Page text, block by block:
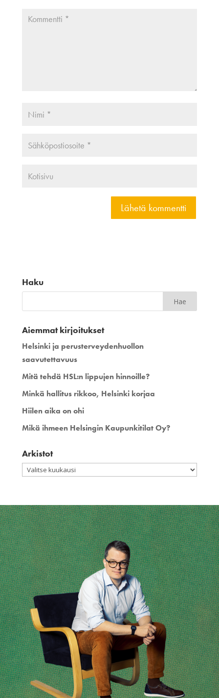
Haku
Aiemmat kirjoitukset
Helsinki ja perusterveydenhuollon
saavutettavuus
Mitä tehdä HSL:n lippujen hinnoille?
Minkä hallitus rikkoo, Helsinki korjaa
Hiilen aika on ohi
Mikä ihmeen Helsingin Kaupunkitilat Oy?
Arkistot
Arkistot